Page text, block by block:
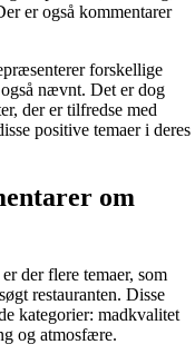
er også kommentarer
forskellige
nævnt. Det er dog
der er tilfredse med
positive temaer i deres
om
der flere temaer, som
restauranten. Disse
kategorier: madkvalitet
og atmosfære.